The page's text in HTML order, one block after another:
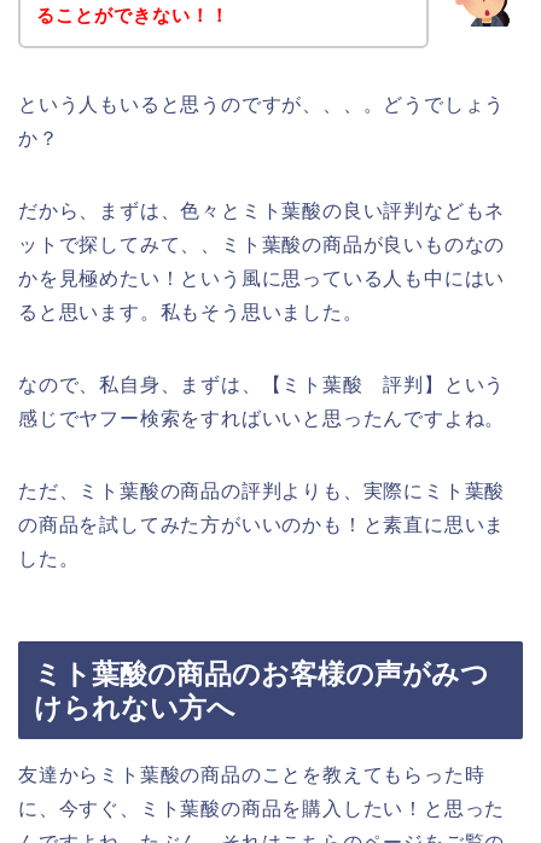
ることができない！！
という人もいると思うのですが、、、。どうでしょう
か？
だから、まずは、色々とミト葉酸の良い評判などもネ
ットで探してみて、、ミト葉酸の商品が良いものなの
かを見極めたい！という風に思っている人も中にはい
ると思います。私もそう思いました。
なので、私自身、まずは、【ミト葉酸 評判】という
感じでヤフー検索をすればいいと思ったんですよね。
ただ、ミト葉酸の商品の評判よりも、実際にミト葉酸
の商品を試してみた方がいいのかも！と素直に思いま
した。
ミト葉酸の商品のお客様の声がみつ
けられない方へ
友達からミト葉酸の商品のことを教えてもらった時
に、今すぐ、ミト葉酸の商品を購入したい！と思った